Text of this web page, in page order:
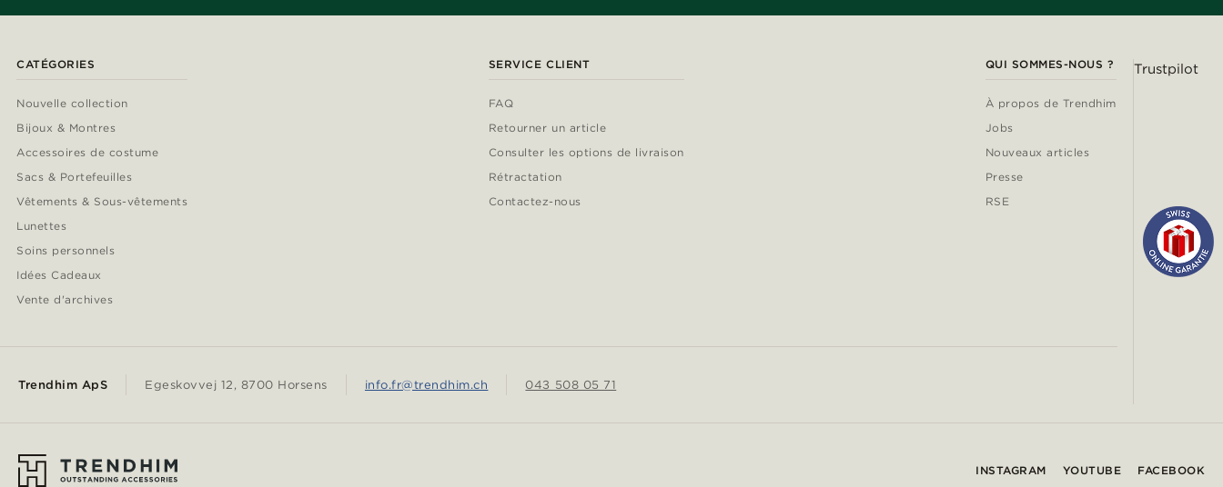
CATÉGORIES
Nouvelle collection
Bijoux & Montres
Accessoires de costume
Sacs & Portefeuilles
Vêtements & Sous-vêtements
Lunettes
Soins personnels
Idées Cadeaux
Vente d'archives
SERVICE CLIENT
FAQ
Retourner un article
Consulter les options de livraison
Rétractation
Contactez-nous
QUI SOMMES-NOUS ?
À propos de Trendhim
Jobs
Nouveaux articles
Presse
RSE
Trendhim ApS Egeskovvej 12, 8700 Horsens info.fr@trendhim.ch 043 508 05 71
Trustpilot
INSTAGRAM YOUTUBE FACEBOOK